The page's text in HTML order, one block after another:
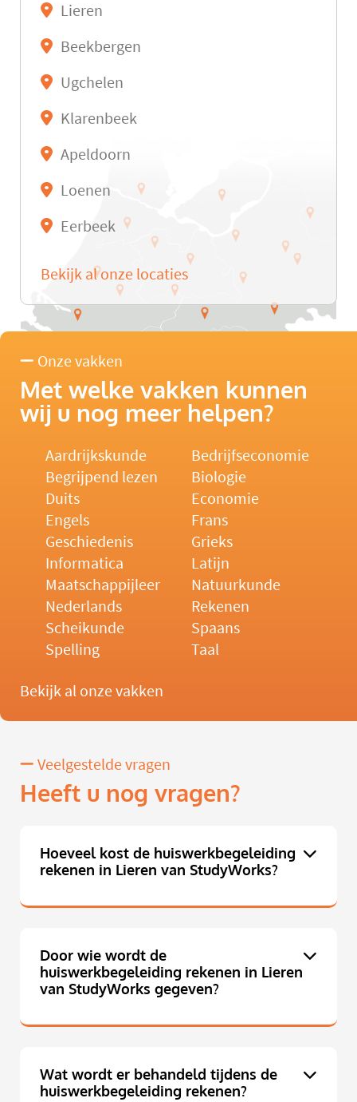
Lieren
Beekbergen
Ugchelen
Klarenbeek
Apeldoorn
Loenen
Eerbeek
Bekijk al onze locaties
Onze vakken
Met welke vakken kunnen
wij u nog meer helpen?
Aardrijkskunde
Bedrijfseconomie
Begrijpend lezen
Biologie
Duits
Economie
Engels
Frans
Geschiedenis
Grieks
Informatica
Latijn
Maatschappijleer
Natuurkunde
Nederlands
Rekenen
Scheikunde
Spaans
Spelling
Taal
Bekijk al onze vakken
Veelgestelde vragen
Heeft u nog vragen?
Hoeveel kost de huiswerkbegeleiding
rekenen in Lieren van StudyWorks?
Door wie wordt de
huiswerkbegeleiding rekenen in Lieren
van StudyWorks gegeven?
Wat wordt er behandeld tijdens de
huiswerkbegeleiding rekenen?